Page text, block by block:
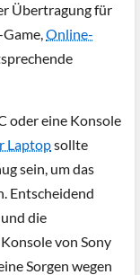
Übertragung für
Online-
oder eine Konsole
Laptopsollte
sein, um das
Entscheidend
die
von Sony
Sorgen wegen